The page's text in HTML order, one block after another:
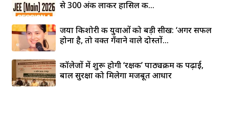
से 300 अंक लाकर हासिल की...
जया किशोरी की युवाओं को बड़ी सीख: ‘अगर सफल
होना है, तो वक्त गँवाने वाले दोस्तों...
कॉलेजों में शुरू होगी ‘रक्षक’ पाठ्यक्रम की पढ़ाई,
बाल सुरक्षा को मिलेगा मजबूत आधार